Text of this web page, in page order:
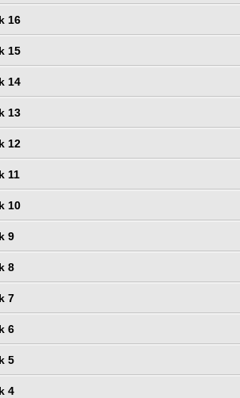
16
15
14
13
12
11
10
9
8
7
6
5
4